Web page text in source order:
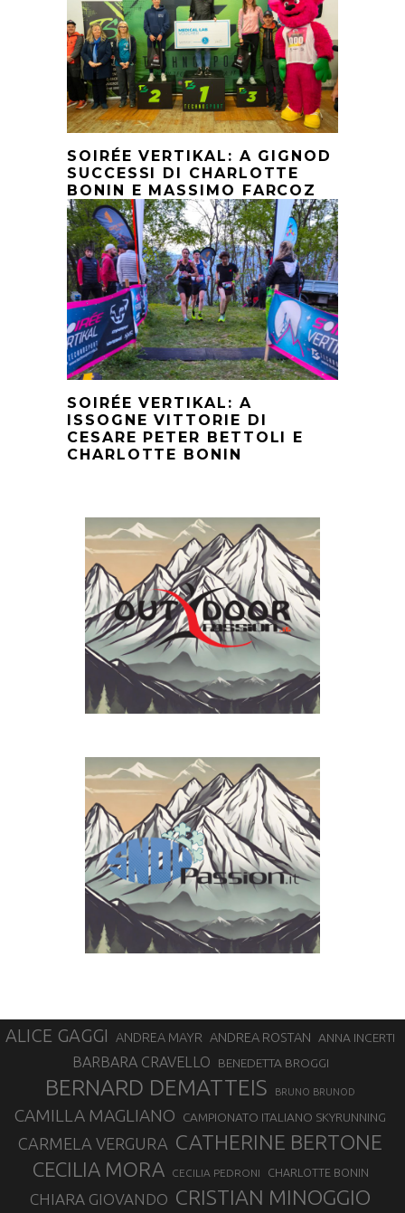
SOIRÉE VERTIKAL: A GIGNOD
SUCCESSI DI CHARLOTTE
BONIN E MASSIMO FARCOZ
SOIRÉE VERTIKAL: A
ISSOGNE VITTORIE DI
CESARE PETER BETTOLI E
CHARLOTTE BONIN
ALICE GAGGI ANDREA MAYR ANDREA ROSTAN ANNA INCERTI
BARBARA CRAVELLO BENEDETTA BROGGI
BERNARD DEMATTEIS BRUNO BRUNOD
CAMILLA MAGLIANO CAMPIONATO ITALIANO SKYRUNNING
CARMELA VERGURA CATHERINE BERTONE
CECILIA MORA CECILIA PEDRONI CHARLOTTE BONIN
CHIARA GIOVANDO CRISTIAN MINOGGIO